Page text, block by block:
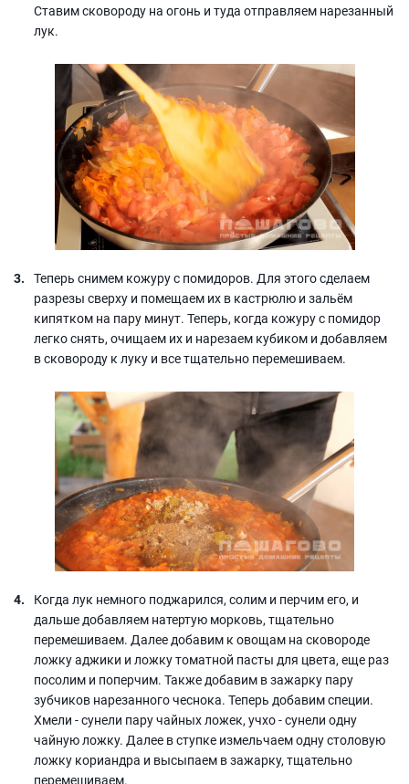
Ставим сковороду на огонь и туда отправляем нарезанный
лук.
Теперь снимем кожуру с помидоров. Для этого сделаем
разрезы сверху и помещаем их в кастрюлю и зальём
кипятком на пару минут. Теперь, когда кожуру с помидор
легко снять, очищаем их и нарезаем кубиком и добавляем
в сковороду к луку и все тщательно перемешиваем.
Когда лук немного поджарился, солим и перчим его, и
дальше добавляем натертую морковь, тщательно
перемешиваем. Далее добавим к овощам на сковороде
ложку аджики и ложку томатной пасты для цвета, еще раз
посолим и поперчим. Также добавим в зажарку пару
зубчиков нарезанного чеснока. Теперь добавим специи.
Хмели - сунели пару чайных ложек, учхо - сунели одну
чайную ложку. Далее в ступке измельчаем одну столовую
ложку кориандра и высыпаем в зажарку, тщательно
перемешиваем.